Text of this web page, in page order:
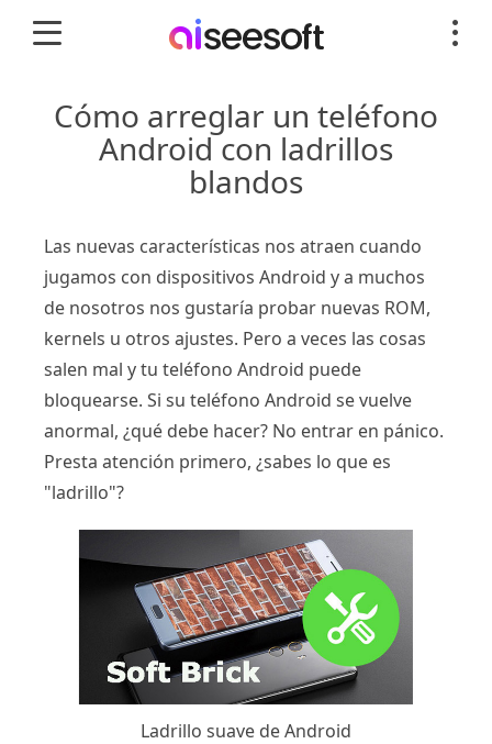
Cómo arreglar un teléfono
Android con ladrillos
blandos
Las nuevas características nos atraen cuando
jugamos con dispositivos Android y a muchos
de nosotros nos gustaría probar nuevas ROM,
kernels u otros ajustes. Pero a veces las cosas
salen mal y tu teléfono Android puede
bloquearse. Si su teléfono Android se vuelve
anormal, ¿qué debe hacer? No entrar en pánico.
Presta atención primero, ¿sabes lo que es
"ladrillo"?
Ladrillo suave de Android